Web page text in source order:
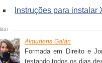
Instruções para instalar
Almudena Galán
Formada em Direito e
testando todos os dias